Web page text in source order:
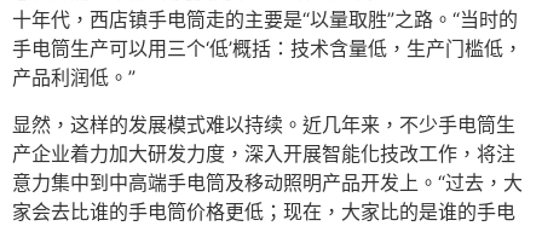
十年代，西店镇手电筒走的主要是“以量取胜”之路。“当时的
手电筒生产可以用三个‘低’概括：技术含量低，生产门槛低，
产品利润低。”
显然，这样的发展模式难以持续。近几年来，不少手电筒生
产企业着力加大研发力度，深入开展智能化技改工作，将注
意力集中到中高端手电筒及移动照明产品开发上。“过去，大
家会去比谁的手电筒价格更低；现在，大家比的是谁的手电